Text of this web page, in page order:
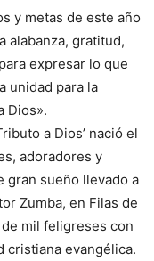
y metas de este año
alabanza, gratitud,
expresar lo que
unidad para la
Dios».
a Dios’ nació el
adoradores y
gran sueño llevado a
Zumba, en Filas de
mil feligreses con
cristiana evangélica.